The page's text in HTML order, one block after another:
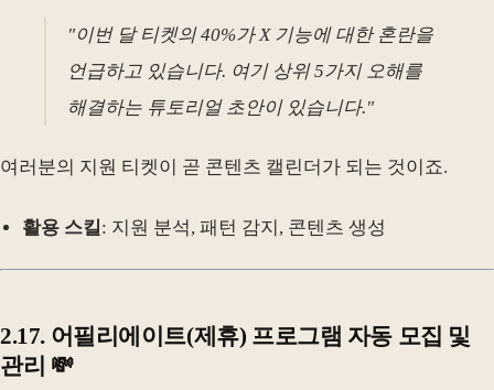
"이번 달 티켓의 40%가 X 기능에 대한 혼란을
언급하고 있습니다. 여기 상위 5가지 오해를
해결하는 튜토리얼 초안이 있습니다."
여러분의 지원 티켓이 곧 콘텐츠 캘린더가 되는 것이죠.
활용 스킬 : 지원 분석, 패턴 감지, 콘텐츠 생성
2.17. 어필리에이트(제휴) 프로그램 자동 모집 및
관리 💸